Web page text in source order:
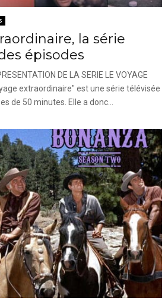
la série
épisodes
DE LA SERIE LE VOYAGE
extraordinaire" est une série télévisée
de 50 minutes. Elle a donc...